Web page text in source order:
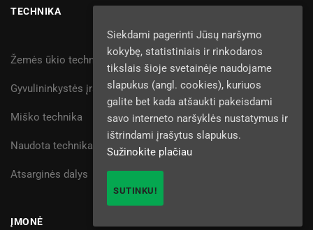
TECHNIKA
Žemės ūkio technika
Gyvulininkystės įranga
Miško technika
Naudota technika
Atsarginės dalys
ĮMONĖ
Siekdami pagerinti Jūsų naršymo
kokybę, statistiniais ir rinkodaros
tikslais šioje svetainėje naudojame
slapukus (angl. cookies), kuriuos
galite bet kada atšaukti pakeisdami
savo interneto naršyklės nustatymus ir
ištrindami įrašytus slapukus.
Sužinokite plačiau
SUTINKU!